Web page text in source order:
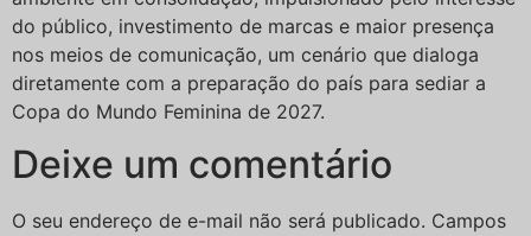
do público, investimento de marcas e maior presença
nos meios de comunicação, um cenário que dialoga
diretamente com a preparação do país para sediar a
Copa do Mundo Feminina de 2027.
Deixe um comentário
O seu endereço de e-mail não será publicado. Campos